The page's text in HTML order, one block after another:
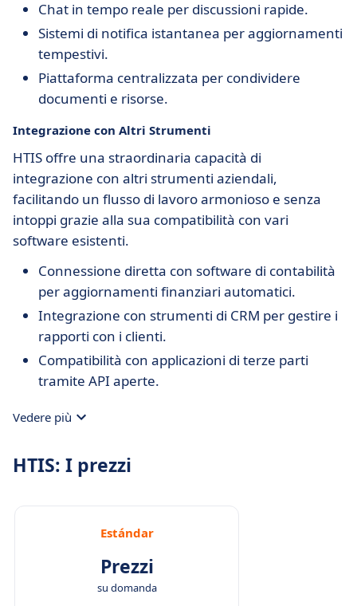
Chat in tempo reale per discussioni rapide.
Sistemi di notifica istantanea per aggiornamenti
tempestivi.
Piattaforma centralizzata per condividere
documenti e risorse.
Integrazione con Altri Strumenti
HTIS offre una straordinaria capacità di
integrazione con altri strumenti aziendali,
facilitando un flusso di lavoro armonioso e senza
intoppi grazie alla sua compatibilità con vari
software esistenti.
Connessione diretta con software di contabilità
per aggiornamenti finanziari automatici.
Integrazione con strumenti di CRM per gestire i
rapporti con i clienti.
Compatibilità con applicazioni di terze parti
tramite API aperte.
Vedere più
HTIS: I prezzi
Estándar
Prezzi
su domanda